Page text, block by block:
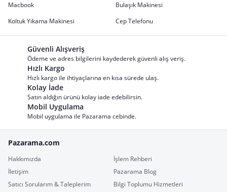
Macbook
Bulaşık Makinesi
Koltuk Yıkama Makinesi
Cep Telefonu
Güvenli Alışveriş
Ödeme ve adres bilgilerini kaydederek güvenli alış veriş.
Hızlı Kargo
Hızlı kargo ile ihtiyaçlarına en kısa sürede ulaş.
Kolay İade
Satın aldığın ürünü kolay iade edebilirsin.
Mobil Uygulama
Mobil uygulama ile Pazarama cebinde.
Pazarama.com
Hakkımızda
İşlem Rehberi
İletişim
Pazarama Blog
Satıcı Sorularım & Taleplerim
Bilgi Toplumu Hizmetleri